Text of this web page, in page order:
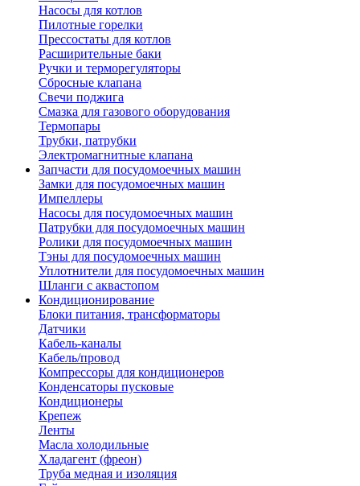
Насосы для котлов
Пилотные горелки
Прессостаты для котлов
Расширительные баки
Ручки и терморегуляторы
Сбросные клапана
Свечи поджига
Смазка для газового оборудования
Термопары
Трубки, патрубки
Электромагнитные клапана
Запчасти для посудомоечных машин
Замки для посудомоечных машин
Импеллеры
Насосы для посудомоечных машин
Патрубки для посудомоечных машин
Ролики для посудомоечных машин
Тэны для посудомоечных машин
Уплотнители для посудомоечных машин
Шланги с аквастопом
Кондиционирование
Блоки питания, трансформаторы
Датчики
Кабель-каналы
Кабель/провод
Компрессоры для кондиционеров
Конденсаторы пусковые
Кондиционеры
Крепеж
Ленты
Масла холодильные
Хладагент (фреон)
Труба медная и изоляция